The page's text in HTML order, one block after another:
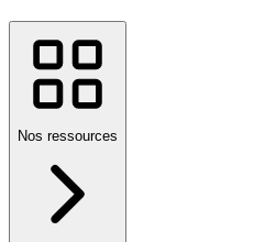
Nos ressources